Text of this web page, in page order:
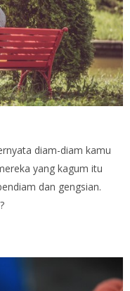
diam-diam kamu
yang kagum itu
dan gengsian.